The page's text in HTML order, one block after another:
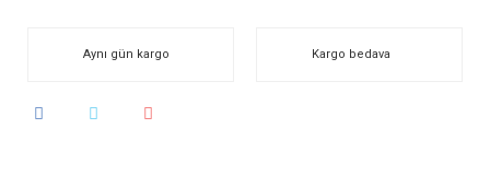
Aynı gün kargo Kargo bedava